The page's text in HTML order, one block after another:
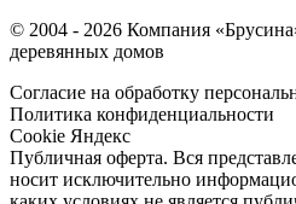
© 2004 - 2026 Компания
деревянных домов
Согласие на обработку
Политика конфиденциальности
Cookie Яндекс
Публичная оферта. Вся
носит исключительно